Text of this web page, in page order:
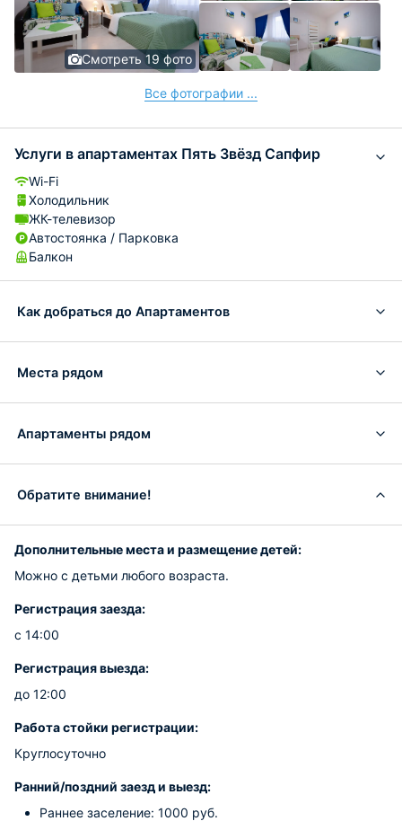
Смотреть 19 фото
Все фотографии ...
Услуги в апартаментах Пять Звёзд Сапфир
Wi-Fi
Холодильник
ЖК-телевизор
Автостоянка / Парковка
Балкон
Как добраться до Апартаментов
Места рядом
Апартаменты рядом
Обратите внимание!
Дополнительные места и размещение детей:
Можно с детьми любого возраста.
Регистрация заезда:
с 14:00
Регистрация выезда:
до 12:00
Работа стойки регистрации:
Круглосуточно
Ранний/поздний заезд и выезд:
Раннее заселение: 1000 руб.